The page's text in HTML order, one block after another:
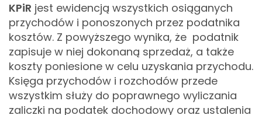
KPiR jest ewidencją wszystkich osiąganych
przychodów i ponoszonych przez podatnika
kosztów. Z powyższego wynika, że podatnik
zapisuje w niej dokonaną sprzedaż, a także
koszty poniesione w celu uzyskania przychodu.
Księga przychodów i rozchodów przede
wszystkim służy do poprawnego wyliczania
zaliczki na podatek dochodowy oraz ustalenia